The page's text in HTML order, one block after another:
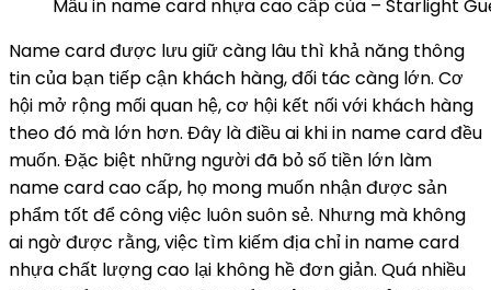
Mẫu in name card nhựa cao cấp của – Starlight
Name card được lưu giữ càng lâu thì khả năng thông
tin của bạn tiếp cận khách hàng, đối tác càng lớn. Cơ
hội mở rộng mối quan hệ, cơ hội kết nối với khách hàng
theo đó mà lớn hơn. Đây là điều ai khi in name card đều
muốn. Đặc biệt những người đã bỏ số tiền lớn làm
name card cao cấp, họ mong muốn nhận được sản
phẩm tốt để công việc luôn suôn sẻ. Nhưng mà không
ai ngờ được rằng, việc tìm kiếm địa chỉ in name card
nhựa chất lượng cao lại không hề đơn giản. Quá nhiều